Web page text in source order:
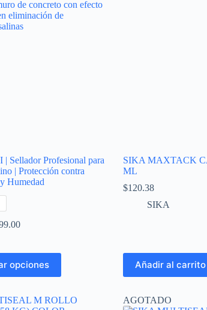
Sellador Profesional para
| Protección contra
Humedad
Rango
desde
$649.00
hasta
opciones
SIKA MAXTACK
ML
$120.38
SIKA
Añadir al carrito
AGOTADO